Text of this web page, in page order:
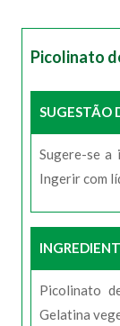
Picolinato
SUGESTÃO
Sugere-se a
Ingerir com
Picolinato
Gelatina